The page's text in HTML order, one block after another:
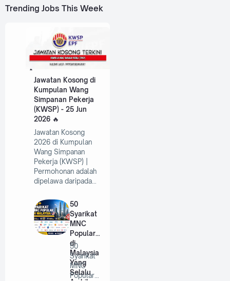
Trending Jobs This Week
Jawatan Kosong di
Kumpulan Wang
Simpanan Pekerja
(KWSP) - 25 Jun
2026
Jawatan Kosong
2026 di Kumpulan
Wang Simpanan
Pekerja (KWSP) |
Permohonan adalah
dipelawa daripada…
50
Syarikat
MNC
Popular
di
Malaysia
Yang
Selalu
50
Syarikat
MNC
Popular